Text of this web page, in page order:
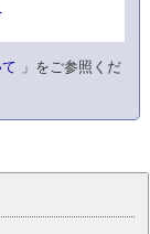
」をご参照くだ